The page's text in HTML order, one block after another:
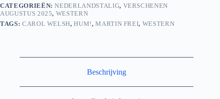
CATEGORIEËN:NEDERLANDSTALIG, VERSCHENEN
AUGUSTUS 2025, WESTERN
TAGS: CAROL WELSH,HUM!,MARTIN FREI, WESTERN
Beschrijving